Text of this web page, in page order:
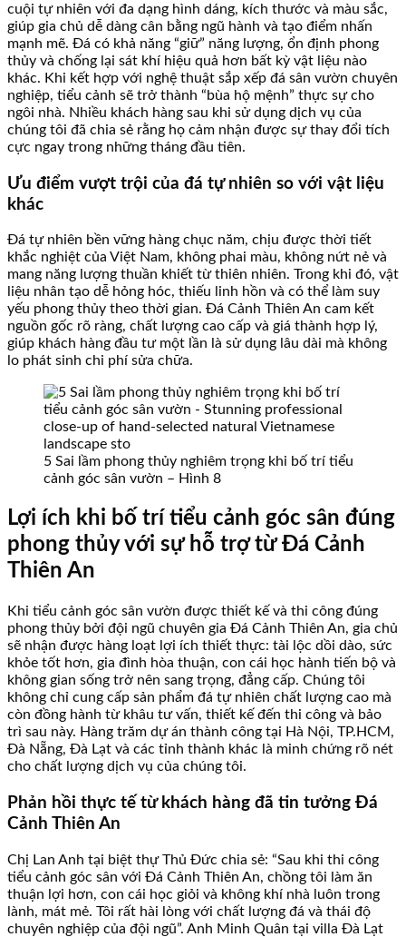
cuội tự nhiên với đa dạng hình dáng, kích thước và màu sắc,
giúp gia chủ dễ dàng cân bằng ngũ hành và tạo điểm nhấn
mạnh mẽ. Đá có khả năng “giữ” năng lượng, ổn định phong
thủy và chống lại sát khí hiệu quả hơn bất kỳ vật liệu nào
khác. Khi kết hợp với nghệ thuật sắp xếp đá sân vườn chuyên
nghiệp, tiểu cảnh sẽ trở thành “bùa hộ mệnh” thực sự cho
ngôi nhà. Nhiều khách hàng sau khi sử dụng dịch vụ của
chúng tôi đã chia sẻ rằng họ cảm nhận được sự thay đổi tích
cực ngay trong những tháng đầu tiên.
Ưu điểm vượt trội của đá tự nhiên so với vật liệu
khác
Đá tự nhiên bền vững hàng chục năm, chịu được thời tiết
khắc nghiệt của Việt Nam, không phai màu, không nứt nẻ và
mang năng lượng thuần khiết từ thiên nhiên. Trong khi đó, vật
liệu nhân tạo dễ hỏng hóc, thiếu linh hồn và có thể làm suy
yếu phong thủy theo thời gian. Đá Cảnh Thiên An cam kết
nguồn gốc rõ ràng, chất lượng cao cấp và giá thành hợp lý,
giúp khách hàng đầu tư một lần là sử dụng lâu dài mà không
lo phát sinh chi phí sửa chữa.
5 Sai lầm phong thủy nghiêm trọng khi bố trí tiểu
cảnh góc sân vườn – Hình 8
Lợi ích khi bố trí tiểu cảnh góc sân đúng
phong thủy với sự hỗ trợ từ Đá Cảnh
Thiên An
Khi tiểu cảnh góc sân vườn được thiết kế và thi công đúng
phong thủy bởi đội ngũ chuyên gia Đá Cảnh Thiên An, gia chủ
sẽ nhận được hàng loạt lợi ích thiết thực: tài lộc dồi dào, sức
khỏe tốt hơn, gia đình hòa thuận, con cái học hành tiến bộ và
không gian sống trở nên sang trọng, đẳng cấp. Chúng tôi
không chỉ cung cấp sản phẩm đá tự nhiên chất lượng cao mà
còn đồng hành từ khâu tư vấn, thiết kế đến thi công và bảo
trì sau này. Hàng trăm dự án thành công tại Hà Nội, TP.HCM,
Đà Nẵng, Đà Lạt và các tỉnh thành khác là minh chứng rõ nét
cho chất lượng dịch vụ của chúng tôi.
Phản hồi thực tế từ khách hàng đã tin tưởng Đá
Cảnh Thiên An
Chị Lan Anh tại biệt thự Thủ Đức chia sẻ: “Sau khi thi công
tiểu cảnh góc sân với Đá Cảnh Thiên An, chồng tôi làm ăn
thuận lợi hơn, con cái học giỏi và không khí nhà luôn trong
lành, mát mẻ. Tôi rất hài lòng với chất lượng đá và thái độ
chuyên nghiệp của đội ngũ”. Anh Minh Quân tại villa Đà Lạt